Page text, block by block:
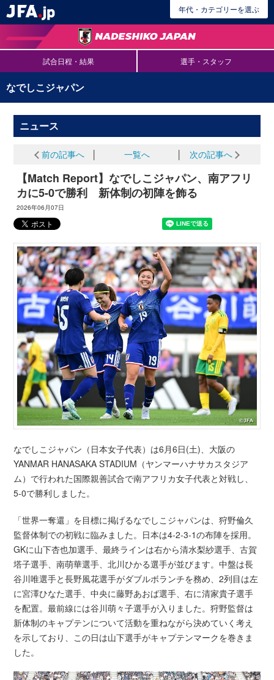
年代・カテゴリーを選ぶ
試合日程・結果 選手・スタッフ
なでしこジャパン
ニュース
前の記事へ 一覧へ 次の記事へ
【Match Report】なでしこジャパン、南アフリ
カに5-0で勝利 新体制の初陣を飾る
2026年06月07日
なでしこジャパン（日本女子代表）は6月6日(土)、大阪の
YANMAR HANASAKA STADIUM（ヤンマーハナサカスタジア
ム）で行われた国際親善試合で南アフリカ女子代表と対戦し、
5-0で勝利しました。
「世界一奪還」を目標に掲げるなでしこジャパンは、狩野倫久
監督体制での初戦に臨みました。日本は4-2-3-1の布陣を採用。
GKに山下杏也加選手、最終ラインは右から清水梨紗選手、古賀
塔子選手、南萌華選手、北川ひかる選手が並びます。中盤は長
谷川唯選手と長野風花選手がダブルボランチを務め、2列目は左
に宮澤ひなた選手、中央に藤野あおば選手、右に清家貴子選手
を配置。最前線には谷川萌々子選手が入りました。狩野監督は
新体制のキャプテンについて活動を重ねながら決めていく考え
を示しており、この日は山下選手がキャプテンマークを巻きま
した。